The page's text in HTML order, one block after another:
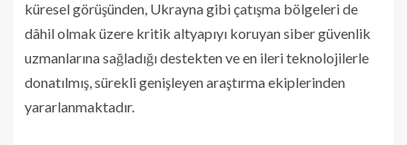
küresel görüşünden, Ukrayna gibi çatışma bölgeleri de
dâhil olmak üzere kritik altyapıyı koruyan siber güvenlik
uzmanlarına sağladığı destekten ve en ileri teknolojilerle
donatılmış, sürekli genişleyen araştırma ekiplerinden
yararlanmaktadır.